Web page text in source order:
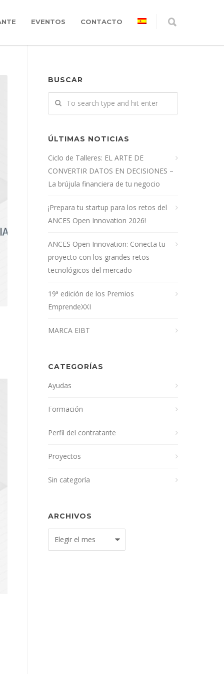
EVENTOS CONTACTO
BUSCAR
ÚLTIMAS NOTICIAS
Ciclo de Talleres: EL ARTE DE
CONVERTIR DATOS EN DECISIONES –
La brújula financiera de tu negocio
¡Prepara tu startup para los retos del
ANCES Open Innovation 2026!
ANCES Open Innovation: Conecta tu
proyecto con los grandes retos
tecnológicos del mercado
19ª edición de los Premios
EmprendeXXI
MARCA EIBT
CATEGORÍAS
Ayudas
Formación
Perfil del contratante
Proyectos
Sin categoría
ARCHIVOS
Archivos